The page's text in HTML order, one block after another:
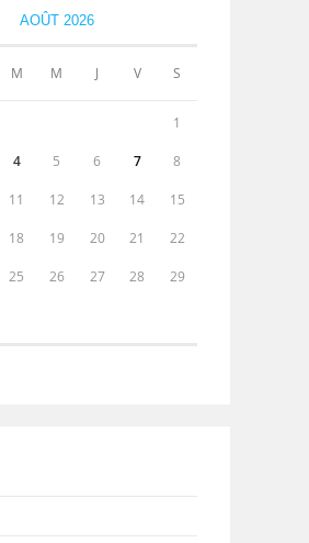
AOÛT 2026
M M J V S
1
4 5 6 7 8
11 12 13 14 15
18 19 20 21 22
25 26 27 28 29